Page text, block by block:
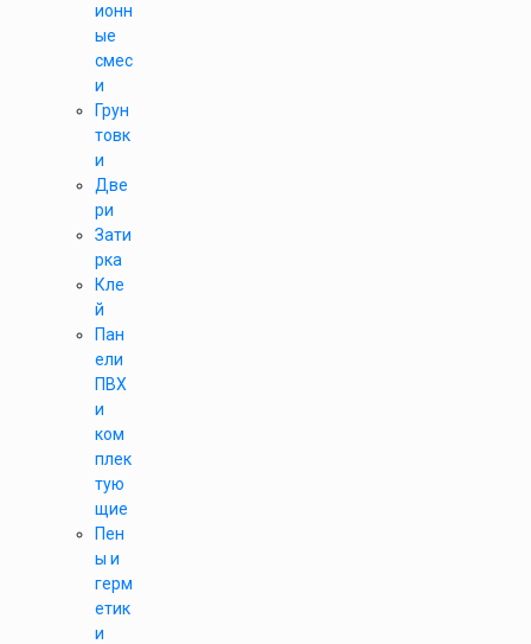
ионн
ые
смес
и
Грун
товк
и
Две
ри
Зати
рка
Кле
й
Пан
ели
ПВХ
и
ком
плек
тую
щие
Пен
ы и
герм
етик
и